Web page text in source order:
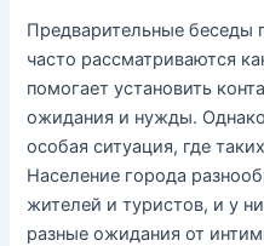
Предварительные беседы
часто рассматриваются
помогает установить
ожидания и нужды.
особая ситуация, где
Население города
жителей и туристов, и у
разные ожидания от